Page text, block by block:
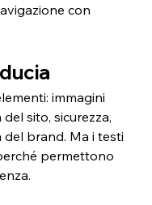
con
immagini
sito, sicurezza,
brand. Ma i testi
permettono